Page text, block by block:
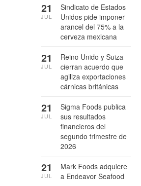
Sindicato de Estados
Unidos pide imponer
arancel del 75% a la
cerveza mexicana
21
JUL
Reino Unido y Suiza
cierran acuerdo que
agiliza exportaciones
cárnicas británicas
21
JUL
Sigma Foods publica
sus resultados
financieros del
segundo trimestre de
2026
21
JUL
Mark Foods adquiere
a Endeavor Seafood
21
JUL